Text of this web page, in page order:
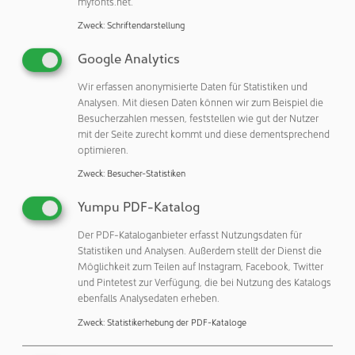
Allerdings verwendet BST keine Standardversion, sondern
eine maßgeschneiderte Lösung. Der Sensor ist nicht wie
üblich auf einer Folie mit Klebekaschierung, sondern direkt
in die Konstruktion des Antriebs integriert. Die besondere
Form dieser Baugruppe ermöglicht eine einfache
Montage. Auch die Abmessungen und das Kabel sind
individuell. Der Widerstandsträger besteht aus FR4 anstatt
Polyester. Kundenindividuelle Anpassungen, die den
hohen Anforderungen der BST gerecht werden.
Standardsortiment - der Fokus liegt auf der Beratung und
Entwicklung von maßgeschneiderten Lösungen.
Gefertigt wird bei Metallux ausschließlich in Deutschland:
Von Mustermengen bis Großserien von mehreren
Hunderttausend Stück. Dabei kommen moderne,
automatisierte Produktions-verfahren zum Einsatz. Ein
Zweck: Schriftendarstellung
Google Analytics
Wir erfassen anonymisierte Daten für Statistiken und
Analysen. Mit diesen Daten können wir zum Beispiel die
Besucherzahlen messen, feststellen wie gut der Nutzer
mit der Seite zurecht kommt und diese dementsprechend
optimieren.
Zweck: Besucher-Statistiken
Yumpu PDF-Katalog
Der PDF-Kataloganbieter erfasst Nutzungsdaten für
Statistiken und Analysen. Außerdem stellt der Dienst die
Möglichkeit zum Teilen auf Instagram, Facebook, Twitter
und Pintetest zur Verfügung, die bei Nutzung des Katalogs
ebenfalls Analysedaten erheben.
Zweck: Statistikerhebung der PDF-Kataloge